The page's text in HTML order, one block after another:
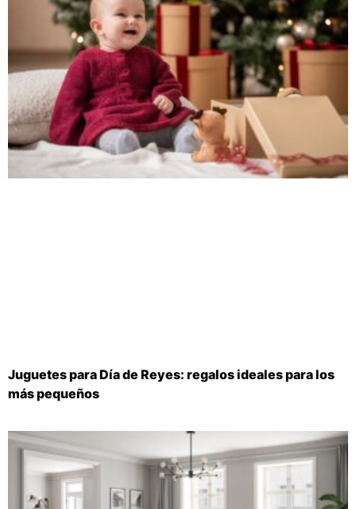
Juguetes para Día de Reyes: regalos ideales para los
más pequeños